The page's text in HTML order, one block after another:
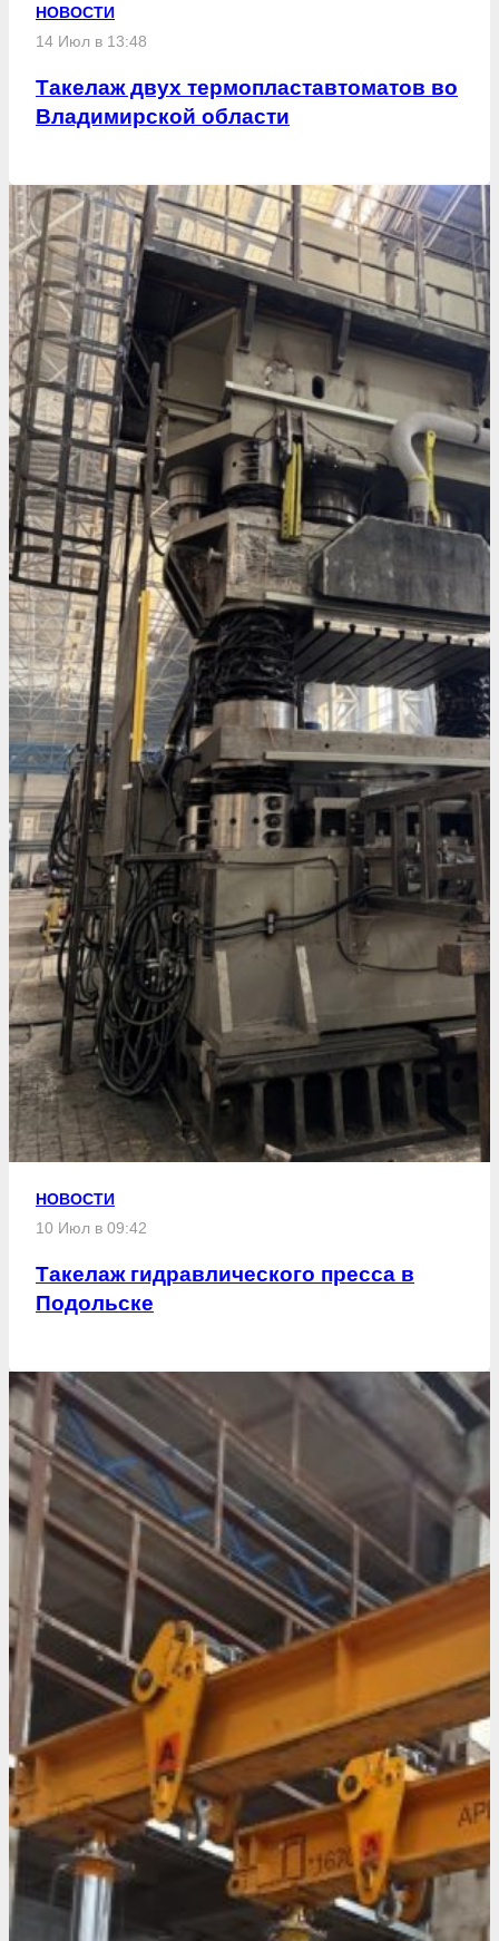
НОВОСТИ
14 Июл в 13:48
Такелаж двух термопластавтоматов во
Владимирской области
НОВОСТИ
10 Июл в 09:42
Такелаж гидравлического пресса в
Подольске